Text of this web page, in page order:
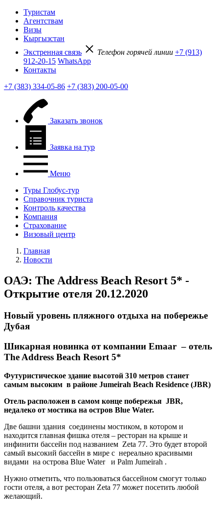
Туристам
Агентствам
Визы
Кыргызстан
Экстренная связь
Телефон горячей линии +7 (913)
912-20-15 WhatsApp
Контакты
+7 (383) 334-05-86 +7 (383) 200-05-00
Заказать звонок
Заявка на тур
Меню
Туры Глобус-тур
Справочник туриста
Контроль качества
Компания
Страхование
Визовый центр
Главная
Новости
ОАЭ: The Address Beach Resort 5* -
Открытие отеля 20.12.2020
Новый уровень пляжного отдыха на побережье
Дубая
Шикарная новинка от компании Emaar – отель
The Address Beach Resort 5*
Футуристическое здание высотой 310 метров станет
самым высоким в районе Jumeirah Beach Residence (JBR)
Отель расположен в самом конце побережья JBR,
недалеко от мостика на остров Blue Water.
Две башни здания соединены мостиком, в котором и
находится главная фишка отеля – ресторан на крыше и
инфинити бассейн под названием Zeta 77. Это будет второй
самый высокий бассейн в мире с нереально красивыми
видами на острова Blue Water и Palm Jumeirah .
Нужно отметить, что пользоваться бассейном смогут только
гости отеля, а вот ресторан Zeta 77 может посетить любой
желающий.